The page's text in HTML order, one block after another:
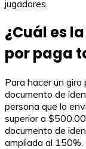
jugadores.
¿Cuál es
por paga
Para hacer un
documento de
persona que lo
superior a
documento de
ampliada al 150%.